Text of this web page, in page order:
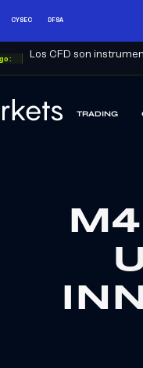
CYSEC DFSA
Los CFD son
TRADING